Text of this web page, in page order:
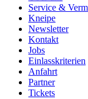
Service &
Kneipe
Newsletter
Kontakt
Jobs
Einlasskriterien
Anfahrt
Partner
Tickets